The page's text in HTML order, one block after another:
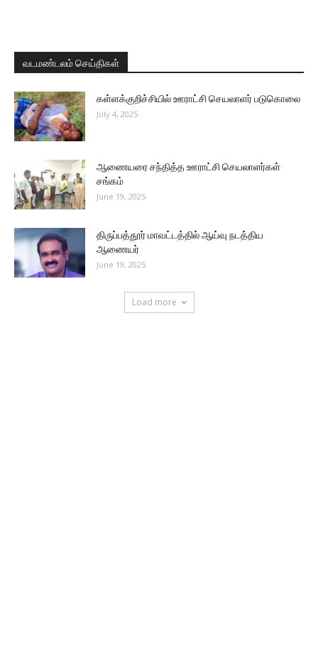
வடமண்டலம் செய்திகள்
கள்ளக்குறிச்சியில் ஊராட்சி செயலாளர் படுகொலை
July 4, 2025
ஆணையரை சந்தித்த ஊராட்சி செயலாளர்கள்
சங்கம்
June 19, 2025
திருப்பத்தூர் மாவட்டத்தில் ஆய்வு நடத்திய
ஆணையர்
June 19, 2025
Load more